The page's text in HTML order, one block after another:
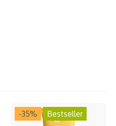
-35% Bestseller